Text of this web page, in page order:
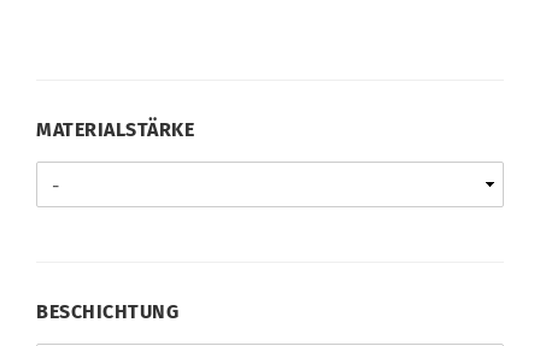
MATERIALSTÄRKE
BESCHICHTUNG